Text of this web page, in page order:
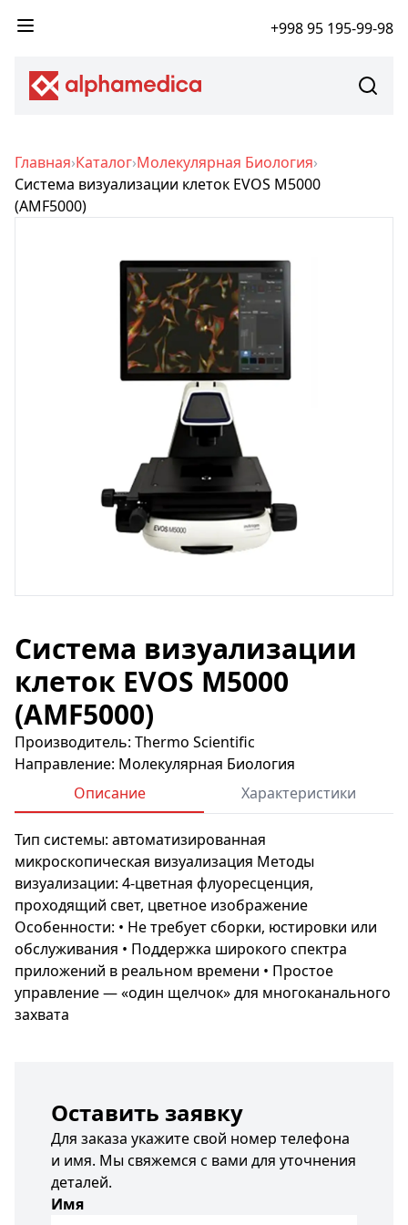
+998 95 195-99-98
Главная›Каталог›Молекулярная Биология›
Система визуализации клеток EVOS M5000
(AMF5000)
Система визуализации
клеток EVOS M5000
(AMF5000)
Производитель: Thermo Scientific
Направление: Молекулярная Биология
Описание
Характеристики
Тип системы: автоматизированная
микроскопическая визуализация Методы
визуализации: 4-цветная флуоресценция,
проходящий свет, цветное изображение
Особенности: • Не требует сборки, юстировки или
обслуживания • Поддержка широкого спектра
приложений в реальном времени • Простое
управление — «один щелчок» для многоканального
захвата
Оставить заявку
Для заказа укажите свой номер телефона
и имя. Мы свяжемся с вами для уточнения
деталей.
Имя